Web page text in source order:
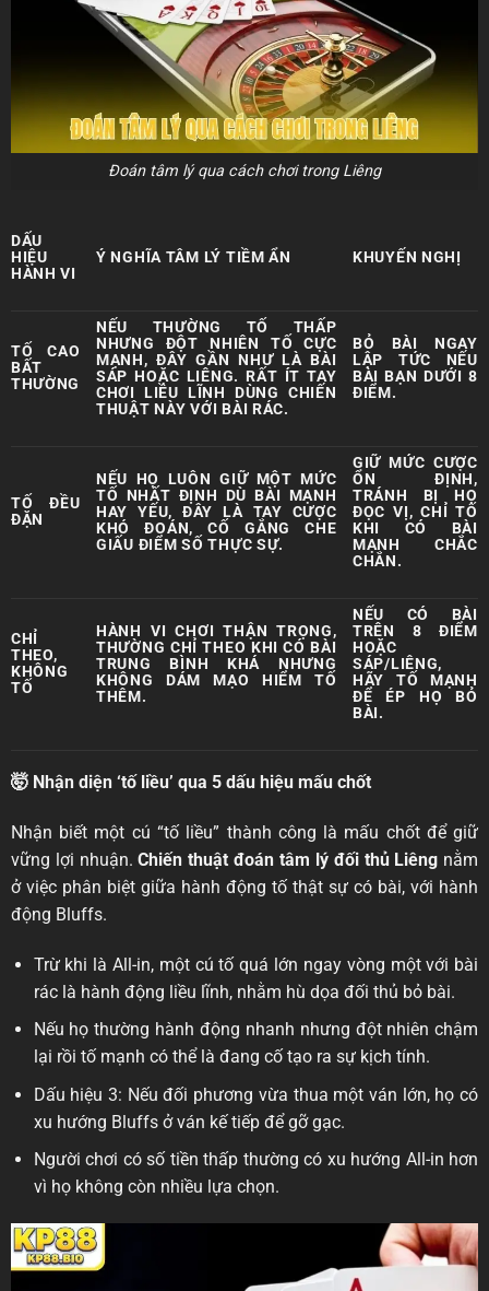
Đoán tâm lý qua cách chơi trong Liêng
DẤU
HIỆU
HÀNH VI
Ý NGHĨA TÂM LÝ TIỀM ẨN KHUYẾN NGHỊ
TỐ CAO
BẤT
THƯỜNG
NẾU THƯỜNG TỐ THẤP
NHƯNG ĐỘT NHIÊN TỐ CỰC
MẠNH, ĐÂY GẦN NHƯ LÀ BÀI
SÁP HOẶC LIÊNG. RẤT ÍT TAY
CHƠI LIỀU LĨNH DÙNG CHIẾN
THUẬT NÀY VỚI BÀI RÁC.
BỎ BÀI NGAY
LẬP TỨC NẾU
BÀI BẠN DƯỚI 8
ĐIỂM.
TỐ ĐỀU
ĐẶN
NẾU HỌ LUÔN GIỮ MỘT MỨC
TỐ NHẤT ĐỊNH DÙ BÀI MẠNH
HAY YẾU, ĐÂY LÀ TAY CƯỢC
KHÓ ĐOÁN, CỐ GẮNG CHE
GIẤU ĐIỂM SỐ THỰC SỰ.
GIỮ MỨC CƯỢC
ỔN ĐỊNH,
TRÁNH BỊ HỌ
ĐỌC VỊ, CHỈ TỐ
KHI CÓ BÀI
MẠNH CHẮC
CHẮN.
CHỈ
THEO,
KHÔNG
TỐ
HÀNH VI CHƠI THẬN TRỌNG,
THƯỜNG CHỈ THEO KHI CÓ BÀI
TRUNG BÌNH KHÁ NHƯNG
KHÔNG DÁM MẠO HIỂM TỐ
THÊM.
NẾU CÓ BÀI
TRÊN 8 ĐIỂM
HOẶC
SÁP/LIÊNG,
HÃY TỐ MẠNH
ĐỂ ÉP HỌ BỎ
BÀI.
🤯 Nhận diện ‘tố liều’ qua 5 dấu hiệu mấu chốt
Nhận biết một cú “tố liều” thành công là mấu chốt để giữ
vững lợi nhuận.Chiến thuật đoán tâm lý đối thủ Liêng nằm
ở việc phân biệt giữa hành động tố thật sự có bài, với hành
động Bluffs.
Trừ khi là All-in, một cú tố quá lớn ngay vòng một với bài
rác là hành động liều lĩnh, nhằm hù dọa đối thủ bỏ bài.
Nếu họ thường hành động nhanh nhưng đột nhiên chậm
lại rồi tố mạnh có thể là đang cố tạo ra sự kịch tính.
Dấu hiệu 3: Nếu đối phương vừa thua một ván lớn, họ có
xu hướng Bluffs ở ván kế tiếp để gỡ gạc.
Người chơi có số tiền thấp thường có xu hướng All-in hơn
vì họ không còn nhiều lựa chọn.